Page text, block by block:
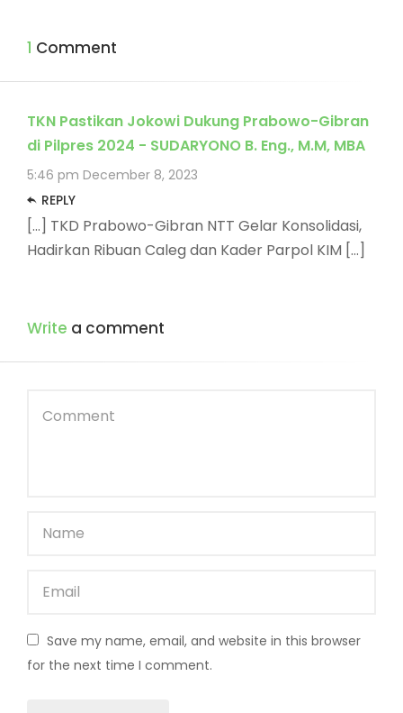
1 Comment
TKN Pastikan Jokowi Dukung Prabowo-Gibran
di Pilpres 2024 - SUDARYONO B. Eng., M.M, MBA
5:46 pm December 8, 2023
REPLY
[…] TKD Prabowo-Gibran NTT Gelar Konsolidasi,
Hadirkan Ribuan Caleg dan Kader Parpol KIM […]
Write a comment
Save my name, email, and website in this browser
for the next time I comment.